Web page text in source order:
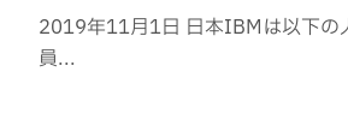
2019年11月1日 日本IBMは以下の
員...